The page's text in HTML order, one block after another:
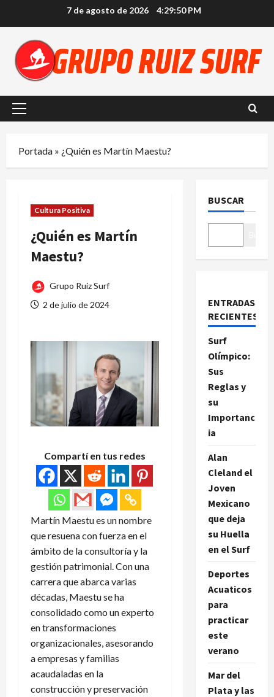
contenido
7 de agosto de 2026 4:29:51 PM
Menú
Portada » ¿Quién es Martín Maestu?
Cultura Positiva
¿Quién es Martín
Maestu?
Grupo Ruiz Surf
2 de julio de 2024
Compartí en tus redes
Martín Maestu es un nombre
que resuena con fuerza en el
ámbito de la consultoría y la
gestión patrimonial. Con una
carrera que abarca varias
décadas, Maestu se ha
consolidado como un experto
en transformaciones
organizacionales, asesorando
a empresas y familias
acaudaladas en la
construcción y preservación
BUSCAR
ENTRADAS
RECIENTES
Surf
Olímpico:
Sus
Reglas y
su
Importanc
ia
Alan
Cleland el
Joven
Mexicano
que deja
su Huella
en el Surf
Deportes
Acuaticos
para
practicar
este
verano
Mar del
Plata y las